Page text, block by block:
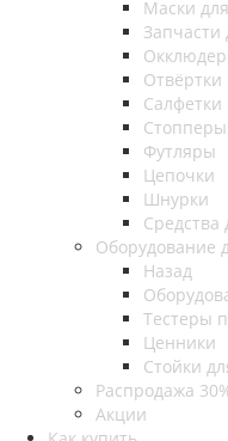
Маски
Запчасти
Отвёртки
Салфетки
Стопперы
Футляры
Цепочки
Шнурки
Средства
Оборудование
Назад
Тестеры
Ценники
Стойки
Распродажа
Акции